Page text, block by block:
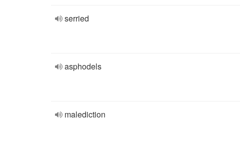
serried
asphodels
malediction